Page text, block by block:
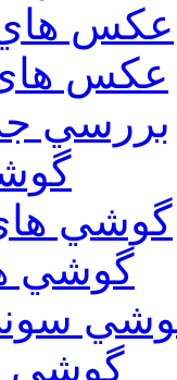
عكس هاي
عكس
بررسي
گوشي
گوشي
گوشي